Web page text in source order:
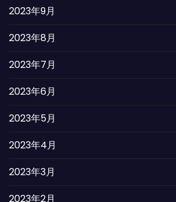
2023年9月
2023年8月
2023年7月
2023年6月
2023年5月
2023年4月
2023年3月
2023年2月